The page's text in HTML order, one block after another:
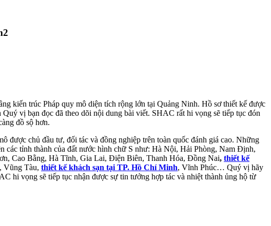
kiến trúc Pháp quy mô diện tích rộng lớn tại Quảng Ninh. Hồ sơ thiết kế được
vị bạn đọc đã theo dõi nội dung bài viết. SHAC rất hi vọng sẽ tiếp tục đón
đồ sộ hơn.
được chủ đầu tư, đối tác và đồng nghiệp trên toàn quốc đánh giá cao. Những
các tỉnh thành của đất nước hình chữ S như: Hà Nội, Hải Phòng, Nam Định,
Cao Bằng, Hà Tĩnh, Gia Lai, Điện Biên, Thanh Hóa, Đồng Nai, thiết kế
Vũng Tàu, thiết kế khách sạn tại TP. Hồ Chí Minh, Vĩnh Phúc… Quý vị hãy
hi vọng sẽ tiếp tục nhận được sự tin tưởng hợp tác và nhiệt thành ủng hộ từ